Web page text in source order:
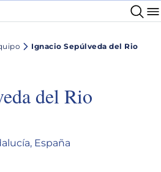
Ignacio Sepúlveda del Rio
del Rio
España